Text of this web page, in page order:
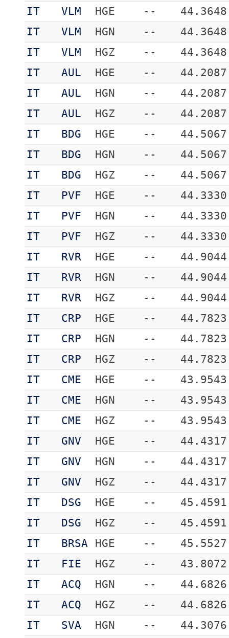
IT
VLM HGE --
44.3648
IT
VLM HGN --
44.3648
IT
VLM HGZ --
44.3648
IT
AUL HGE --
44.2087
IT
AUL HGN --
44.2087
IT
AUL HGZ --
44.2087
IT
BDG HGE --
44.5067
IT
BDG HGN --
44.5067
IT
BDG HGZ --
44.5067
IT
PVF HGE --
44.3330
IT
PVF HGN --
44.3330
IT
PVF HGZ --
44.3330
IT
RVR HGE --
44.9044
IT
RVR HGN --
44.9044
IT
RVR HGZ --
44.9044
IT
CRP HGE --
44.7823
IT
CRP HGN --
44.7823
IT
CRP HGZ --
44.7823
IT
CME HGE --
43.9543
IT
CME HGN --
43.9543
IT
CME HGZ --
43.9543
IT
GNV HGE --
44.4317
IT
GNV HGN --
44.4317
IT
GNV HGZ --
44.4317
IT
DSG HGE --
45.4591
IT
DSG HGZ --
45.4591
IT
BRSA HGE --
45.5527
IT
FIE HGZ --
43.8072
IT
ACQ HGN --
44.6826
IT
ACQ HGZ --
44.6826
IT
SVA HGN -- 44.3076